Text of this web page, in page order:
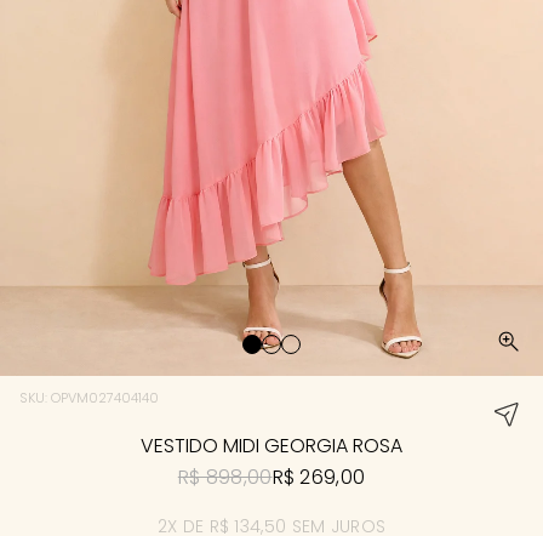
SKU: OPVM027404140
VESTIDO MIDI GEORGIA ROSA
R$ 898,00R$ 269,00
2X DE R$ 134,50 SEM JUROS